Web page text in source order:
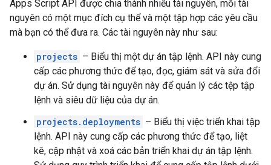
Apps Script API được chia thành nhiều tài nguyên, mỗi tài
nguyên có một mục đích cụ thể và một tập hợp các yêu cầu
mà bạn có thể đưa ra. Các tài nguyên này như sau:
projects – Biểu thị một dự án tập lệnh. API này cung
cấp các phương thức để tạo, đọc, giám sát và sửa đổi
dự án. Sử dụng tài nguyên này để quản lý các tệp tập
lệnh và siêu dữ liệu của dự án.
projects.deployments – Biểu thị việc triển khai tập
lệnh. API này cung cấp các phương thức để tạo, liệt
kê, cập nhật và xoá các bản triển khai dự án tập lệnh.